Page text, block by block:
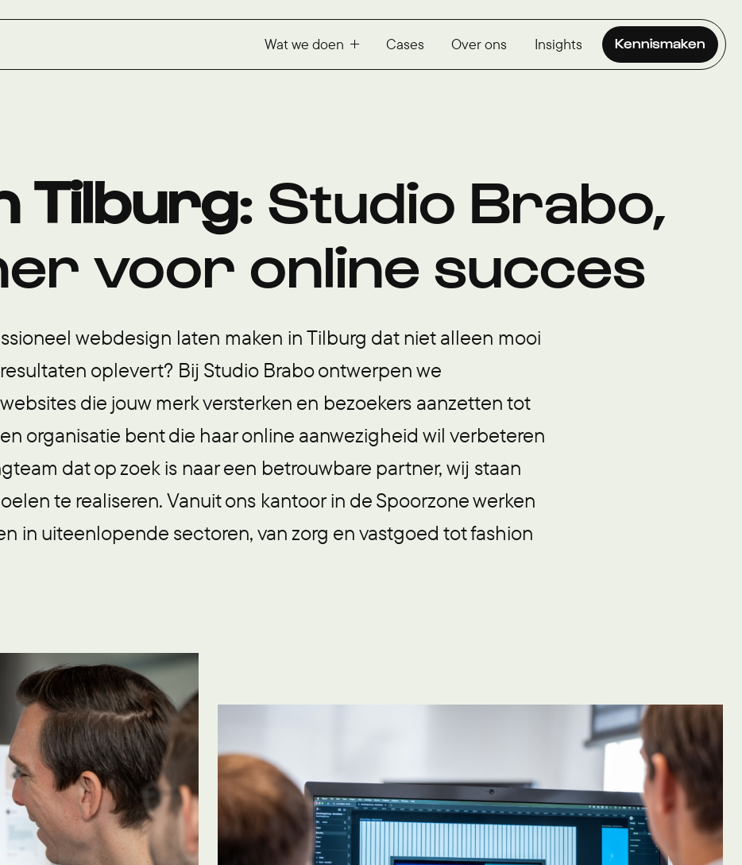
Wat we doen Cases Over ons Insights Kennismaken
Tilburg: Studio Brabo,
voor online succes
webdesign laten maken in Tilburg dat niet alleen mooi
oplevert? Bij Studio Brabo ontwerpen we
die jouw merk versterken en bezoekers aanzetten tot
organisatie bent die haar online aanwezigheid wil verbeteren
dat op zoek is naar een betrouwbare partner, wij staan
te realiseren. Vanuit ons kantoor in de Spoorzone werken
in uiteenlopende sectoren, van zorg en vastgoed tot fashion